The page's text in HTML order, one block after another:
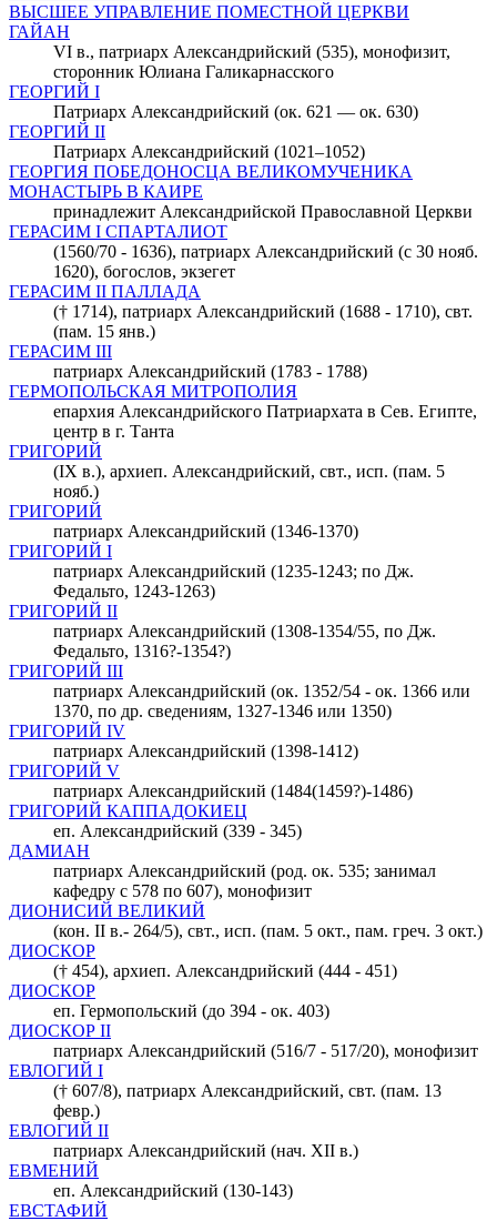
ВЫСШЕЕ УПРАВЛЕНИЕ ПОМЕСТНОЙ ЦЕРКВИ
ГАЙАН
VI в., патриарх Александрийский (535), монофизит,
сторонник Юлиана Галикарнасского
ГЕОРГИЙ I
Патриарх Александрийский (ок. 621 — ок. 630)
ГЕОРГИЙ II
Патриарх Александрийский (1021–1052)
ГЕОРГИЯ ПОБЕДОНОСЦА ВЕЛИКОМУЧЕНИКА
МОНАСТЫРЬ В КАИРЕ
принадлежит Александрийской Православной Церкви
ГЕРАСИМ I СПАРТАЛИОТ
(1560/70 - 1636), патриарх Александрийский (с 30 нояб.
1620), богослов, экзегет
ГЕРАСИМ II ПАЛЛАДА
(† 1714), патриарх Александрийский (1688 - 1710), свт.
(пам. 15 янв.)
ГЕРАСИМ III
патриарх Александрийский (1783 - 1788)
ГЕРМОПОЛЬСКАЯ МИТРОПОЛИЯ
епархия Александрийского Патриархата в Сев. Египте,
центр в г. Танта
ГРИГОРИЙ
(IX в.), архиеп. Александрийский, свт., исп. (пам. 5
нояб.)
ГРИГОРИЙ
патриарх Александрийский (1346-1370)
ГРИГОРИЙ I
патриарх Александрийский (1235-1243; по Дж.
Федальто, 1243-1263)
ГРИГОРИЙ II
патриарх Александрийский (1308-1354/55, по Дж.
Федальто, 1316?-1354?)
ГРИГОРИЙ III
патриарх Александрийский (ок. 1352/54 - ок. 1366 или
1370, по др. сведениям, 1327-1346 или 1350)
ГРИГОРИЙ IV
патриарх Александрийский (1398-1412)
ГРИГОРИЙ V
патриарх Александрийский (1484(1459?)-1486)
ГРИГОРИЙ КАППАДОКИЕЦ
еп. Александрийский (339 - 345)
ДАМИАН
патриарх Александрийский (род. ок. 535; занимал
кафедру с 578 по 607), монофизит
ДИОНИСИЙ ВЕЛИКИЙ
(кон. II в.- 264/5), свт., исп. (пам. 5 окт., пам. греч. 3 окт.)
ДИОСКОР
(† 454), архиеп. Александрийский (444 - 451)
ДИОСКОР
еп. Гермопольский (до 394 - ок. 403)
ДИОСКОР II
патриарх Александрийский (516/7 - 517/20), монофизит
ЕВЛОГИЙ I
(† 607/8), патриарх Александрийский, свт. (пам. 13
февр.)
ЕВЛОГИЙ II
патриарх Александрийский (нач. XII в.)
ЕВМЕНИЙ
еп. Александрийский (130-143)
ЕВСТАФИЙ